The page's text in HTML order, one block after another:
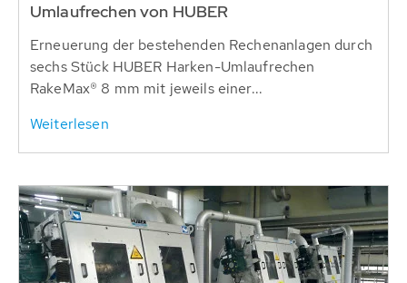
Umlaufrechen von HUBER
Erneuerung der bestehenden Rechenanlagen durch
sechs Stück HUBER Harken-Umlaufrechen
RakeMax® 8 mm mit jeweils einer...
Weiterlesen